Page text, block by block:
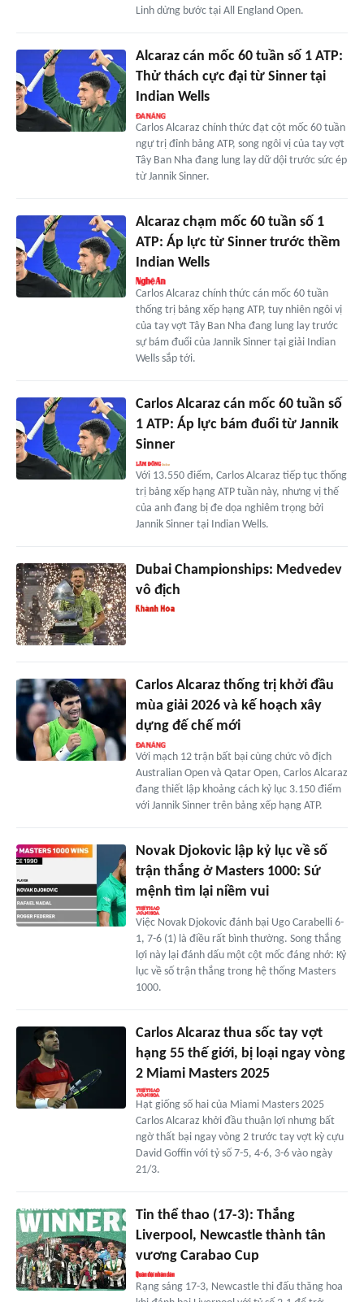
Linh dừng bước tại All England Open.
Alcaraz cán mốc 60 tuần số 1 ATP:
Thử thách cực đại từ Sinner tại
Indian Wells
Carlos Alcaraz chính thức đạt cột mốc 60 tuần
ngự trị đỉnh bảng ATP, song ngôi vị của tay vợt
Tây Ban Nha đang lung lay dữ dội trước sức ép
từ Jannik Sinner.
Alcaraz chạm mốc 60 tuần số 1
ATP: Áp lực từ Sinner trước thềm
Indian Wells
Carlos Alcaraz chính thức cán mốc 60 tuần
thống trị bảng xếp hạng ATP, tuy nhiên ngôi vị
của tay vợt Tây Ban Nha đang lung lay trước
sự bám đuổi của Jannik Sinner tại giải Indian
Wells sắp tới.
Carlos Alcaraz cán mốc 60 tuần số
1 ATP: Áp lực bám đuổi từ Jannik
Sinner
Với 13.550 điểm, Carlos Alcaraz tiếp tục thống
trị bảng xếp hạng ATP tuần này, nhưng vị thế
của anh đang bị đe dọa nghiêm trọng bởi
Jannik Sinner tại Indian Wells.
Dubai Championships: Medvedev
vô địch
Carlos Alcaraz thống trị khởi đầu
mùa giải 2026 và kế hoạch xây
dựng đế chế mới
Với mạch 12 trận bất bại cùng chức vô địch
Australian Open và Qatar Open, Carlos Alcaraz
đang thiết lập khoảng cách kỷ lục 3.150 điểm
với Jannik Sinner trên bảng xếp hạng ATP.
Novak Djokovic lập kỷ lục về số
trận thắng ở Masters 1000: Sứ
mệnh tìm lại niềm vui
Việc Novak Djokovic đánh bại Ugo Carabelli 6-
1, 7-6 (1) là điều rất bình thường. Song thắng
lợi này lại đánh dấu một cột mốc đáng nhớ: Kỷ
lục về số trận thắng trong hệ thống Masters
1000.
Carlos Alcaraz thua sốc tay vợt
hạng 55 thế giới, bị loại ngay vòng
2 Miami Masters 2025
Hạt giống số hai của Miami Masters 2025
Carlos Alcaraz khởi đầu thuận lợi nhưng bất
ngờ thất bại ngay vòng 2 trước tay vợt kỳ cựu
David Goffin với tỷ số 7-5, 4-6, 3-6 vào ngày
21/3.
Tin thể thao (17-3): Thắng
Liverpool, Newcastle thành tân
vương Carabao Cup
Rạng sáng 17-3, Newcastle thi đấu thăng hoa